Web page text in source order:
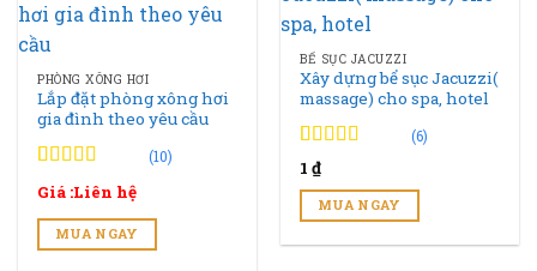
BỂ SỤC JACUZZI
Xây dựng bể sục Jacuzzi(
massage) cho spa, hotel
4.83
6
đánh giá
(6)
1₫
MUA NGAY
PHÒNG XÔNG HƠI
Lắp đặt phòng xông hơi
gia đình theo yêu cầu
4.90 trên 5
10
đánh giá
(10)
Giá :Liên hệ
MUA NGAY